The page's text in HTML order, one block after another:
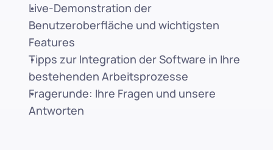
Live-Demonstration der
Benutzeroberfläche und wichtigsten
Features
Tipps zur Integration der Software in Ihre
bestehenden Arbeitsprozesse
Fragerunde: Ihre Fragen und unsere
Antworten